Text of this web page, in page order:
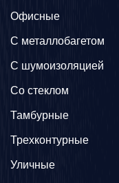
Офисные
C металлобагетом
С шумоизоляцией
Со стеклом
Тамбурные
Трехконтурные
Уличные